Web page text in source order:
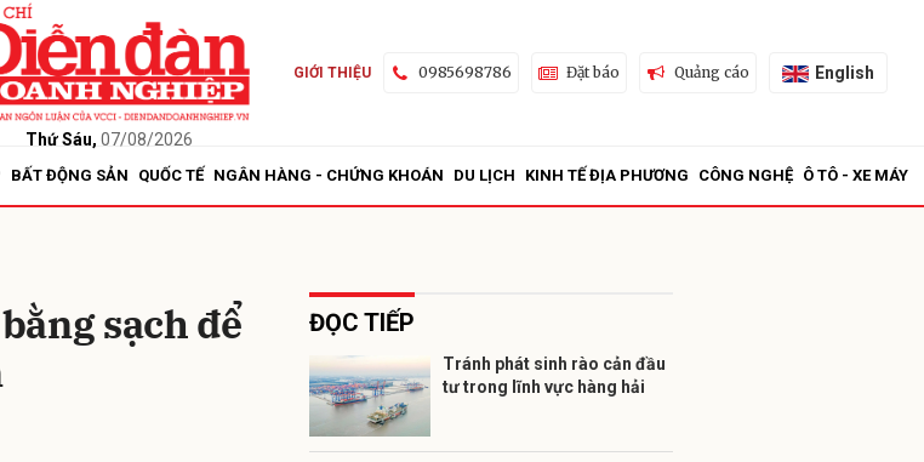
Thứ Sáu, 07/08/2026
GIỚI THIỆU 0985698786 Đặt báo Quảng cáo English
BẤT ĐỘNG SẢN QUỐC TẾ NGÂN HÀNG - CHỨNG KHOÁN DU LỊCH KINH TẾ ĐỊA PHƯƠNG CÔNG NGHỆ Ô TÔ - XE MÁY
sạch để
ĐỌC TIẾP
Tránh phát sinh rào cản đầu
tư trong lĩnh vực hàng hải
Gửi